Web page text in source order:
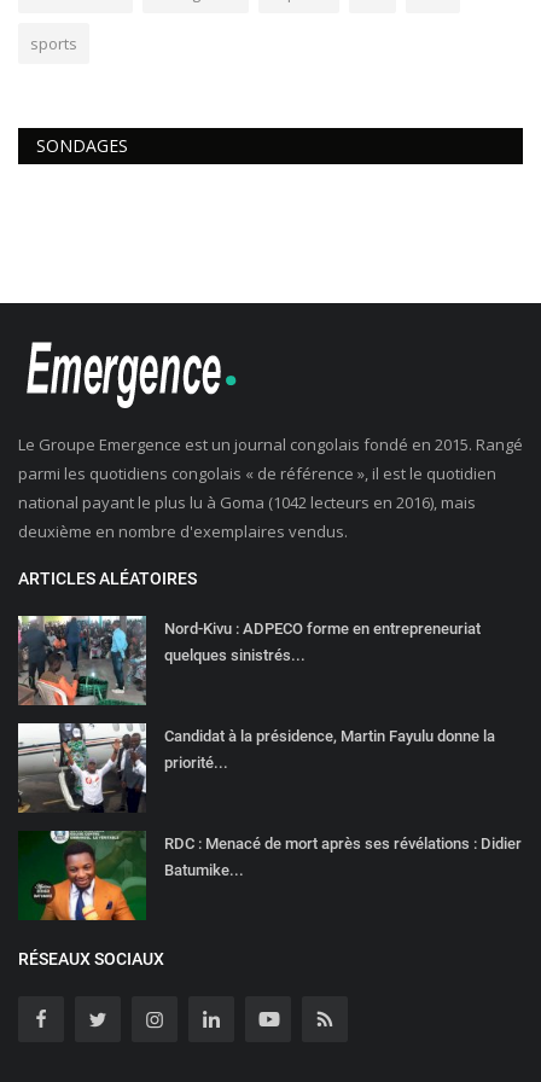
sports
SONDAGES
Le Groupe Emergence est un journal congolais fondé en 2015. Rangé
parmi les quotidiens congolais « de référence », il est le quotidien
national payant le plus lu à Goma (1042 lecteurs en 2016), mais
deuxième en nombre d'exemplaires vendus.
ARTICLES ALÉATOIRES
Nord-Kivu : ADPECO forme en entrepreneuriat
quelques sinistrés...
Candidat à la présidence, Martin Fayulu donne la
priorité...
RDC : Menacé de mort après ses révélations : Didier
Batumike...
RÉSEAUX SOCIAUX